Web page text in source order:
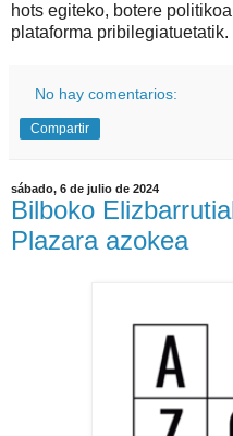
hots egiteko, botere
plataforma pribilegiatuetatik.
No hay comentarios:
Compartir
sábado, 6 de julio de 2024
Bilboko
Plazara azokea